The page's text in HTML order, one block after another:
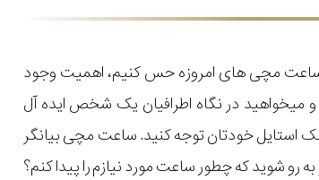
ساعت مچی های امروزه حس کنیم، اهمیت وجود
در نگاه اطرافیان یک شخص ایده آل
استایل خودتان توجه کنید. ساعت مچی بیانگر
شوید که چطور ساعت مورد نیازم را پیدا کنم؟